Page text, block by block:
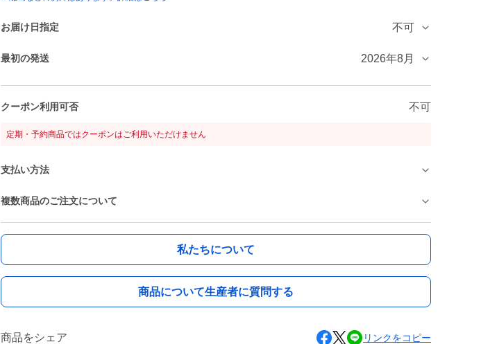
お届け日指定 不可
最初の発送 2026年8月
クーポン利用可否 不可
定期・予約商品ではクーポンはご利用いただけません
支払い方法
複数商品のご注文について
私たちについて
商品について生産者に質問する
商品をシェア リンクをコピー